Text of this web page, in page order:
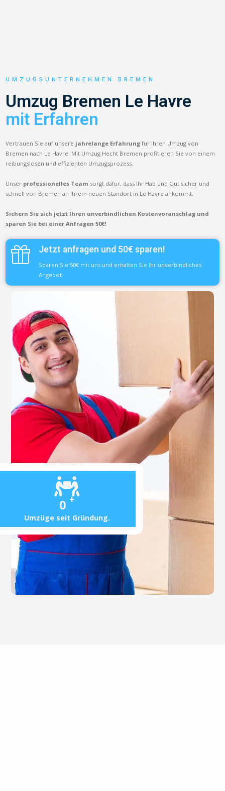
0 +
Umzüge seit Gründung.
UMZUGSUNTERNEHMEN BREMEN
Umzug Bremen Le Havre
mit Erfahren
Vertrauen Sie auf unsere jahrelange Erfahrung für Ihren Umzug von
Bremen nach Le Havre. Mit Umzug Hecht Bremen profitieren Sie von einem
reibungslosen und effizienten Umzugsprozess.
Unser professionelles Team sorgt dafür, dass Ihr Hab und Gut sicher und
schnell von Bremen an Ihrem neuen Standort in Le Havre ankommt.
Sichern Sie sich jetzt Ihren unverbindlichen Kostenvoranschlag und
sparen Sie bei einer Anfragen 50€!
Jetzt anfragen und 50€ sparen!
Sparen Sie 50€ mit uns und erhalten Sie Ihr unverbindliches
Angebot.